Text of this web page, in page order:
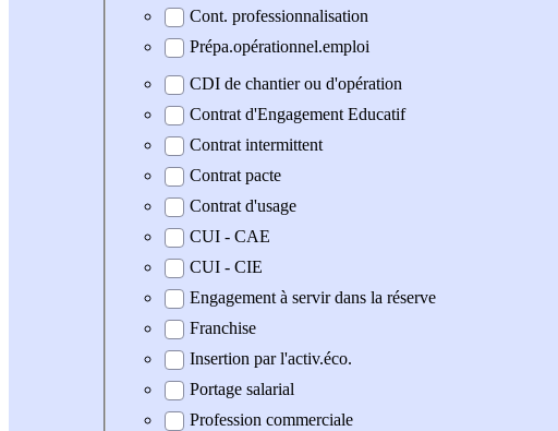
Cont. professionnalisation
Prépa.opérationnel.emploi
CDI de chantier ou d'opération
Contrat d'Engagement Educatif
Contrat intermittent
Contrat pacte
Contrat d'usage
CUI - CAE
CUI - CIE
Engagement à servir dans la réserve
Franchise
Insertion par l'activ.éco.
Portage salarial
Profession commerciale